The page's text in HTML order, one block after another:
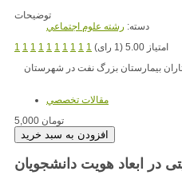
توضیحات
دسته: رشته علوم اجتماعي
1 1 1 1 1 1 1 1 1 1
امتیاز 5.00 (1 رای)
بیمارستان بزرگ نفت در شهرستان
مقالات تخصصي
5,000 تومان
در ابعاد هویت دانشجویان